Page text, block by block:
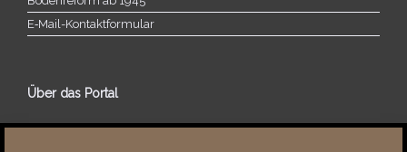
E‑Mail-​​Kontaktformular
Über das Portal
Über dieses Portal